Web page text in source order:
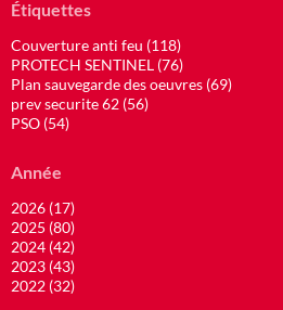
Étiquettes
Couverture anti feu (118)
PROTECH SENTINEL (76)
Plan sauvegarde des oeuvres (69)
prev securite 62 (56)
PSO (54)
Année
2026 (17)
2025 (80)
2024 (42)
2023 (43)
2022 (32)